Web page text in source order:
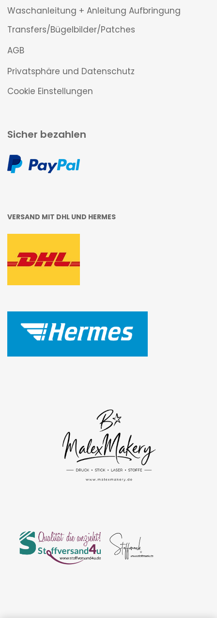
Waschanleitung + Anleitung Aufbringung
Transfers/Bügelbilder/Patches
AGB
Privatsphäre und Datenschutz
Cookie Einstellungen
Sicher bezahlen
VERSAND MIT DHL UND HERMES